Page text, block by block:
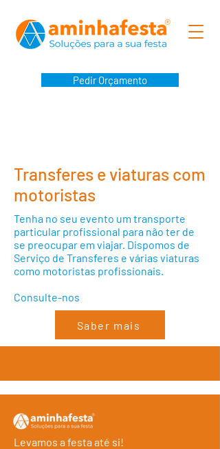
Pedir Orçamento
Transferes e viaturas com
motoristas
Tenha no seu evento um transporte
particular profissional para não ter de
se preocupar em viajar. Dispomos de
Serviço de Transferes e várias viaturas
como motoristas profissionais.
Consulte-nos
Saber mais
Levamos a festa até si!